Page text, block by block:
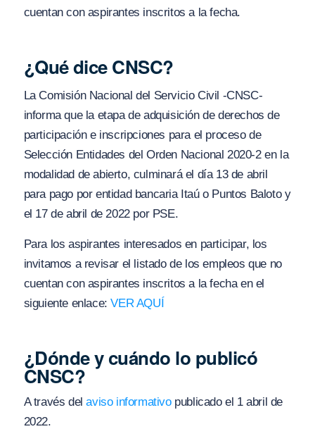
cuentan con aspirantes inscritos a la fecha.
¿Qué dice CNSC?
La Comisión Nacional del Servicio Civil -CNSC-
informa que la etapa de adquisición de derechos de
participación e inscripciones para el proceso de
Selección Entidades del Orden Nacional 2020-2 en la
modalidad de abierto, culminará el día 13 de abril
para pago por entidad bancaria Itaú o Puntos Baloto y
el 17 de abril de 2022 por PSE.
Para los aspirantes interesados en participar, los
invitamos a revisar el listado de los empleos que no
cuentan con aspirantes inscritos a la fecha en el
siguiente enlace:VER AQUÍ
¿Dónde y cuándo lo publicó
CNSC?
A través delaviso informativopublicado el 1 abril de
2022.